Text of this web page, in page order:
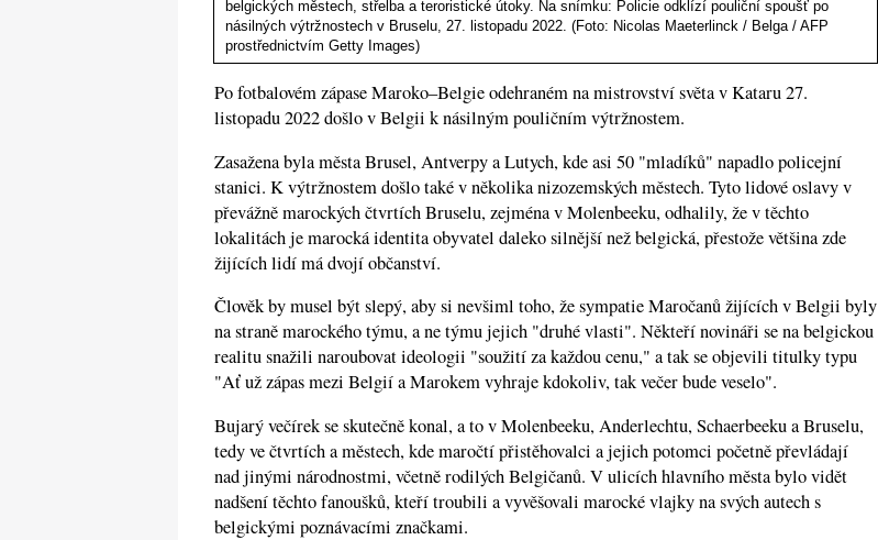
belgických městech, střelba a teroristické útoky. Na snímku: Policie odklízí pouliční spoušť po
násilných výtržnostech v Bruselu, 27. listopadu 2022. (Foto: Nicolas Maeterlinck / Belga / AFP
prostřednictvím Getty Images)
Po fotbalovém zápase Maroko–Belgie odehraném na mistrovství světa v Kataru 27.
listopadu 2022 došlo v Belgii k násilným pouličním výtržnostem.
Zasažena byla města Brusel, Antverpy a Lutych, kde asi 50 "mladíků" napadlo policejní
stanici. K výtržnostem došlo také v několika nizozemských městech. Tyto lidové oslavy v
převážně marockých čtvrtích Bruselu, zejména v Molenbeeku, odhalily, že v těchto
lokalitách je marocká identita obyvatel daleko silnější než belgická, přestože většina zde
žijících lidí má dvojí občanství.
Člověk by musel být slepý, aby si nevšiml toho, že sympatie Maročanů žijících v Belgii byly
na straně marockého týmu, a ne týmu jejich "druhé vlasti". Někteří novináři se na belgickou
realitu snažili naroubovat ideologii "soužití za každou cenu," a tak se objevili titulky typu
"Ať už zápas mezi Belgií a Marokem vyhraje kdokoliv, tak večer bude veselo".
Bujarý večírek se skutečně konal, a to v Molenbeeku, Anderlechtu, Schaerbeeku a Bruselu,
tedy ve čtvrtích a městech, kde maročtí přistěhovalci a jejich potomci početně převládají
nad jinými národnostmi, včetně rodilých Belgičanů. V ulicích hlavního města bylo vidět
nadšení těchto fanoušků, kteří troubili a vyvěšovali marocké vlajky na svých autech s
belgickými poznávacími značkami.